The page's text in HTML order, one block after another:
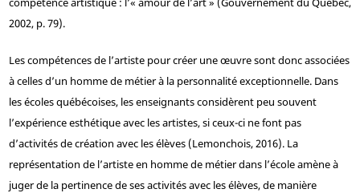
2002, p. 79).
Les compétences de l’artiste pour créer une œuvre sont donc associées
à celles d’un homme de métier à la personnalité exceptionnelle. Dans
les écoles québécoises, les enseignants considèrent peu souvent
l’expérience esthétique avec les artistes, si ceux-ci ne font pas
d’activités de création avec les élèves (Lemonchois, 2016). La
représentation de l’artiste en homme de métier dans l’école amène à
juger de la pertinence de ses activités avec les élèves, de manière